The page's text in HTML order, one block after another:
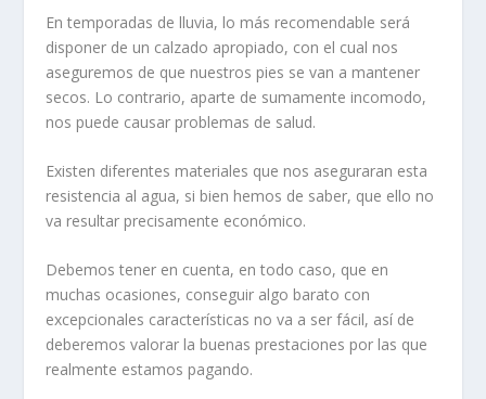
En temporadas de lluvia, lo más recomendable será
disponer de un calzado apropiado, con el cual nos
aseguremos de que nuestros pies se van a mantener
secos. Lo contrario, aparte de sumamente incomodo,
nos puede causar problemas de salud.
Existen diferentes materiales que nos aseguraran esta
resistencia al agua, si bien hemos de saber, que ello no
va resultar precisamente económico.
Debemos tener en cuenta, en todo caso, que en
muchas ocasiones, conseguir algo barato con
excepcionales características no va a ser fácil, así de
deberemos valorar la buenas prestaciones por las que
realmente estamos pagando.